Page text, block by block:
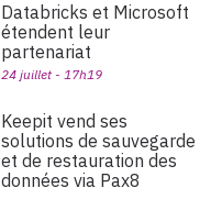
Databricks et Microsoft
étendent leur
partenariat
24 juillet - 17h19
Keepit vend ses
solutions de sauvegarde
et de restauration des
données via Pax8